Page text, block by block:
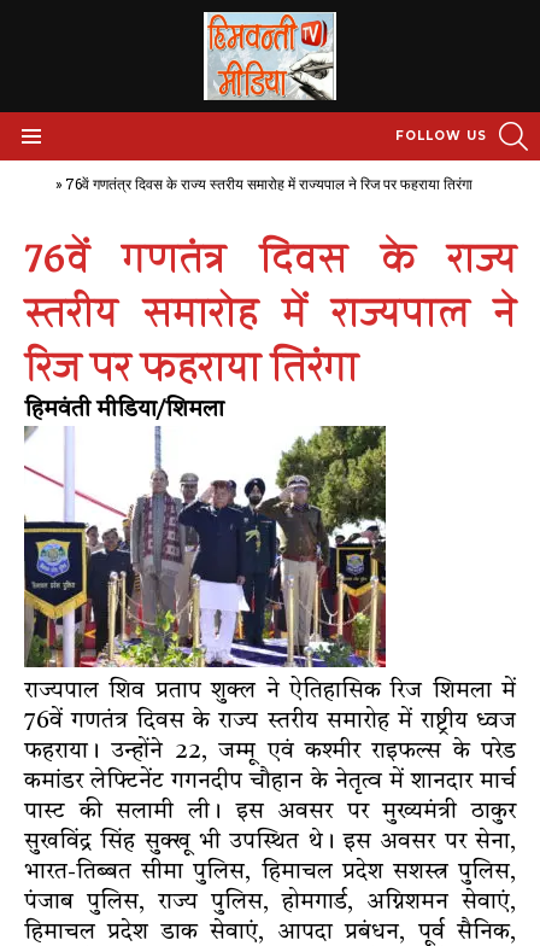
FOLLOW US
» 76वें गणतंत्र दिवस के राज्य स्तरीय समारोह में राज्यपाल ने रिज पर फहराया तिरंगा
76वें गणतंत्र दिवस के राज्य
स्तरीय समारोह में राज्यपाल ने
रिज पर फहराया तिरंगा
हिमवंती मीडिया/शिमला
राज्यपाल शिव प्रताप शुक्ल ने ऐतिहासिक रिज शिमला में
76वें गणतंत्र दिवस के राज्य स्तरीय समारोह में राष्ट्रीय ध्वज
फहराया। उन्होंने 22, जम्मू एवं कश्मीर राइफल्स के परेड
कमांडर लेफ्टिनेंट गगनदीप चौहान के नेतृत्व में शानदार मार्च
पास्ट की सलामी ली। इस अवसर पर मुख्यमंत्री ठाकुर
सुखविंद्र सिंह सुक्खू भी उपस्थित थे। इस अवसर पर सेना,
भारत-तिब्बत सीमा पुलिस, हिमाचल प्रदेश सशस्त्र पुलिस,
पंजाब पुलिस, राज्य पुलिस, होमगार्ड, अग्निशमन सेवाएं,
हिमाचल प्रदेश डाक सेवाएं, आपदा प्रबंधन, पूर्व सैनिक,